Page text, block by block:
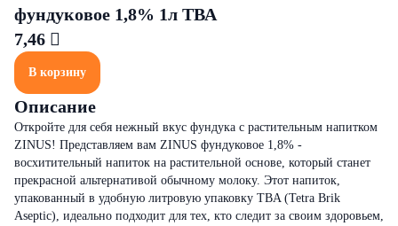
фундуковое 1,8% 1л ТВА
7,46 
В корзину
Описание
Откройте для себя нежный вкус фундука с растительным напитком
ZINUS! Представляем вам ZINUS фундуковое 1,8% -
восхитительный напиток на растительной основе, который станет
прекрасной альтернативой обычному молоку. Этот напиток,
упакованный в удобную литровую упаковку TBA (Tetra Brik
Aseptic), идеально подходит для тех, кто следит за своим здоровьем,